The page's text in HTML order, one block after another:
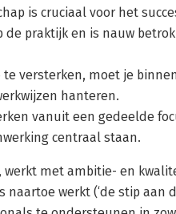
is cruciaal voor het
praktijk en is nauw
versterken, moet je
hanteren.
vanuit een gedeelde
centraal staan.
werkt met ambitie- en
werkt (‘de stip aan